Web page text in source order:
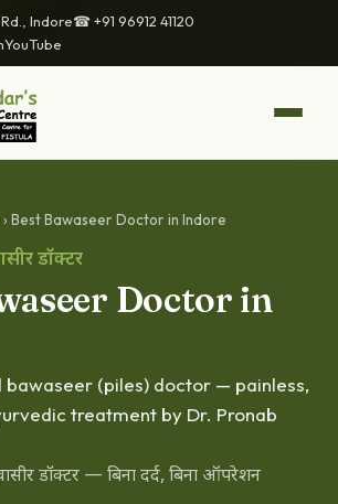
Indore☎ +91 96912 41120
YouTube
› Best Bawaseer Doctor in Indore
डॉक्टर
Doctor in
bawaseer (piles) doctor — painless,
treatment by Dr. Pronab
डॉक्टर — बिना दर्द, बिना ऑपरेशन